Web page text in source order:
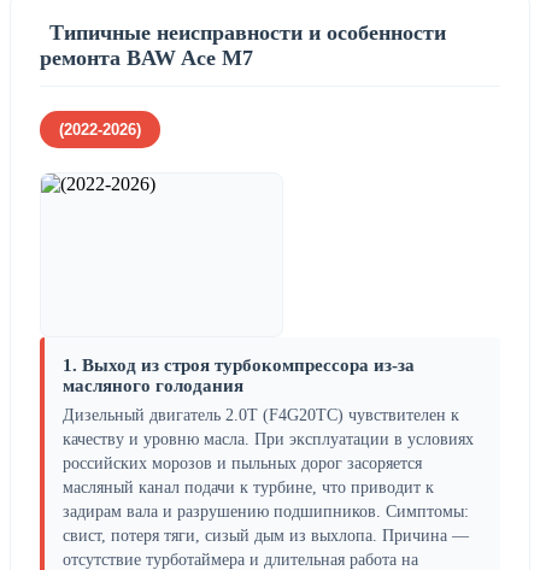
Типичные неисправности и особенности
ремонта BAW Ace M7
(2022-2026)
1. Выход из строя турбокомпрессора из-за
масляного голодания
Дизельный двигатель 2.0T (F4G20TC) чувствителен к
качеству и уровню масла. При эксплуатации в условиях
российских морозов и пыльных дорог засоряется
масляный канал подачи к турбине, что приводит к
задирам вала и разрушению подшипников. Симптомы:
свист, потеря тяги, сизый дым из выхлопа. Причина —
отсутствие турботаймера и длительная работа на